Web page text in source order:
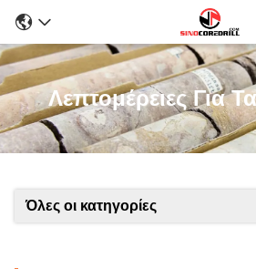
Λεπτομέρειες Για
Όλες οι κατηγορίες